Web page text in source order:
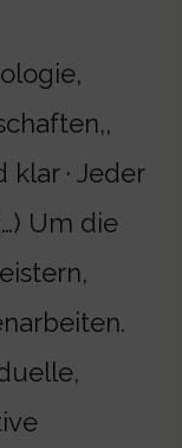
· Jeder
Um die